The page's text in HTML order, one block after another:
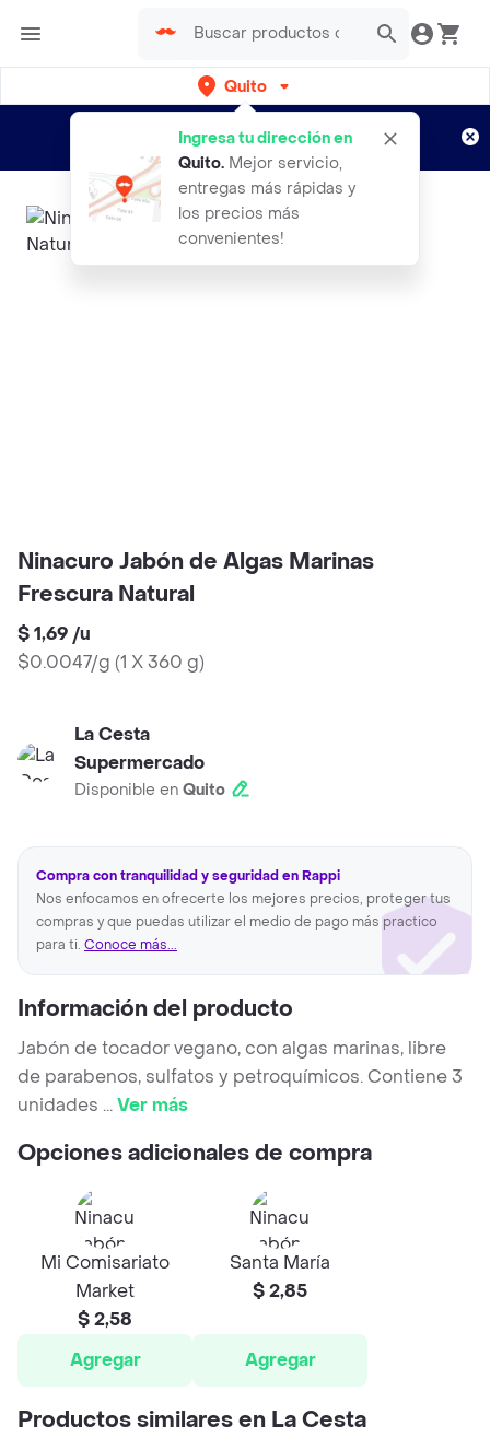
Quito
Ingresa tu dirección en
Quito. Mejor servicio,
entregas más rápidas y
los precios más
convenientes!
envíos gratis por semanas
Aplican TyC
Ninacuro Jabón de Algas Marinas
Frescura Natural
$ 1,69 /u
$0.0047/g (1 X 360 g)
La Cesta
Supermercado
Disponible en Quito
Compra con tranquilidad y seguridad en Rappi
Nos enfocamos en ofrecerte los mejores precios, proteger tus
compras y que puedas utilizar el medio de pago más practico
para ti. Conoce más...
Información del producto
Jabón de tocador vegano, con algas marinas, libre
de parabenos, sulfatos y petroquímicos. Contiene 3
unidades ...Ver más
Opciones adicionales de compra
Mi Comisariato
Market
$ 2,58
Agregar
Santa María
$ 2,85
Agregar
Productos similares en La Cesta